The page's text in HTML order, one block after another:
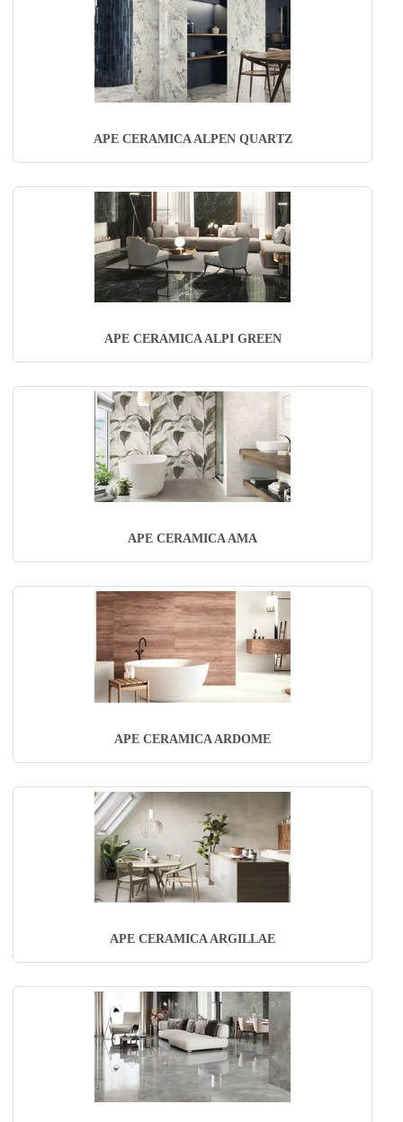
APE CERAMICA ALPEN QUARTZ
APE CERAMICA ALPI GREEN
APE CERAMICA AMA
APE CERAMICA ARDOME
APE CERAMICA ARGILLAE